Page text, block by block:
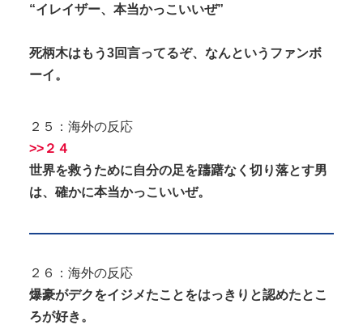
“イレイザー、本当かっこいいぜ”
死柄木はもう3回言ってるぞ、なんというファンボ
ーイ。
２５：海外の反応
>>２４
世界を救うために自分の足を躊躇なく切り落とす男
は、確かに本当かっこいいぜ。
２６：海外の反応
爆豪がデクをイジメたことをはっきりと認めたとこ
ろが好き。